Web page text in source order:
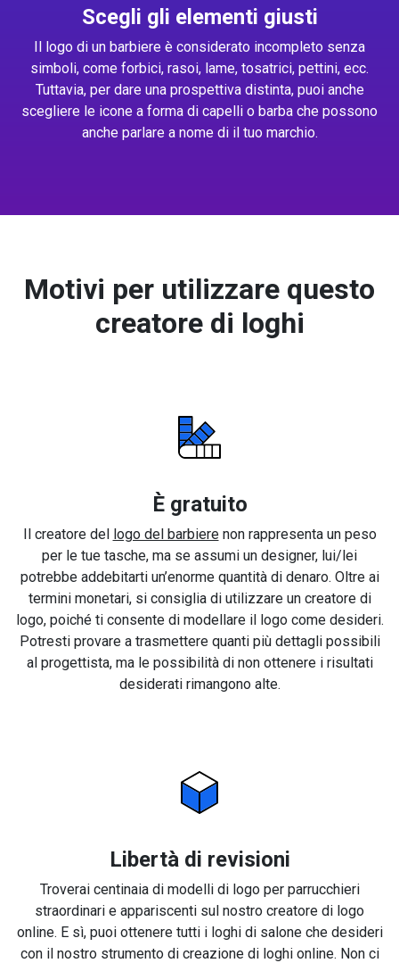
Scegli gli elementi giusti
Il logo di un barbiere è considerato incompleto senza
simboli, come forbici, rasoi, lame, tosatrici, pettini, ecc.
Tuttavia, per dare una prospettiva distinta, puoi anche
scegliere le icone a forma di capelli o barba che possono
anche parlare a nome di il tuo marchio.
Motivi per utilizzare questo
creatore di loghi
È gratuito
Il creatore del logo del barbierenon rappresenta un peso
per le tue tasche, ma se assumi un designer, lui/lei
potrebbe addebitarti un’enorme quantità di denaro. Oltre ai
termini monetari, si consiglia di utilizzare un creatore di
logo, poiché ti consente di modellare il logo come desideri.
Potresti provare a trasmettere quanti più dettagli possibili
al progettista, ma le possibilità di non ottenere i risultati
desiderati rimangono alte.
Libertà di revisioni
Troverai centinaia di modelli di logo per parrucchieri
straordinari e appariscenti sul nostro creatore di logo
online. E sì, puoi ottenere tutti i loghi di salone che desideri
con il nostro strumento di creazione di loghi online. Non ci